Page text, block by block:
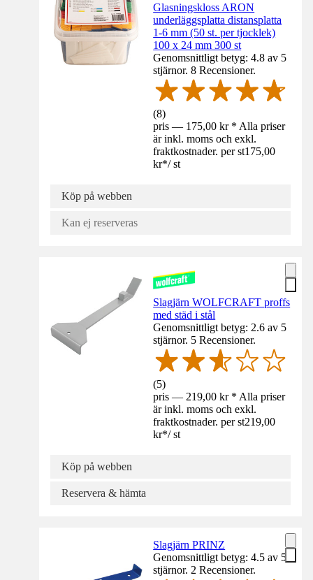
Glasningskloss ARON
underläggsplatta distansplatta
1-6 mm (50 st. per tjocklek)
100 x 24 mm 300 st
Genomsnittligt betyg: 4.8 av 5
stjärnor. 8 Recensioner.
(8)
pris — 175,00 kr * Alla priser
är inkl. moms och exkl.
fraktkostnader. per st175,00
kr*/ st
Köp på webben
Kan ej reserveras
Slagjärn WOLFCRAFT proffs
med städ i stål
Genomsnittligt betyg: 2.6 av 5
stjärnor. 5 Recensioner.
(5)
pris — 219,00 kr * Alla priser
är inkl. moms och exkl.
fraktkostnader. per st219,00
kr*/ st
Köp på webben
Reservera & hämta
Slagjärn PRINZ
Genomsnittligt betyg: 4.5 av 5
stjärnor. 2 Recensioner.